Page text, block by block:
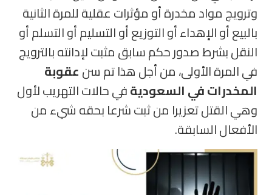
وترويج مواد مخدرة أو مؤثرات عقلية للمرة الثانية
بالبيع أو الإهداء أو التوزيع أو التسليم أو التسلم أو
النقل بشرط صدور حكم سابق مثبت لإدانته بالترويج
في المرة الأولى، من أجل هذا تم سنعقوبة
المخدرات في السعوديةفي حالات التهريب لأول
وهي القتل تعزيرا من ثبت شرعا بحقه شيء من
الأفعال السابقة.